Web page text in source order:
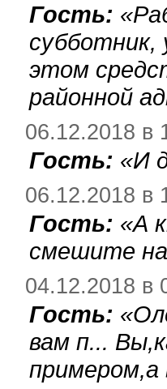
Гость: «
субботник,
этом
районной
06.12.2018 в
Гость: «И
06.12.2018 в
Гость: «А
смешите
04.12.2018 в
Гость: «
вам п...
примером,а